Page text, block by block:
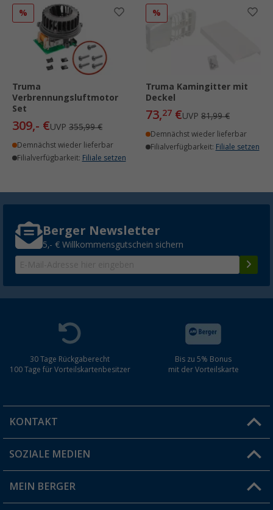
%
Truma
Verbrennungsluftmotor
Set
309,- €UVP 355,99 €
Demnächst wieder lieferbar
Filialverfügbarkeit: Filiale setzen
%
Truma Kamingitter mit
Deckel
73,27 €UVP 81,99 €
Demnächst wieder lieferbar
Filialverfügbarkeit: Filiale setzen
Berger Newsletter
5,- € Willkommensgutschein sichern
30 Tage Rückgaberecht
100 Tage für Vorteilskartenbesitzer
Bis zu 5% Bonus
mit der Vorteilskarte
KONTAKT
Du hast eine Frage?
Filiale finden
SOZIALE MEDIEN
MEIN BERGER